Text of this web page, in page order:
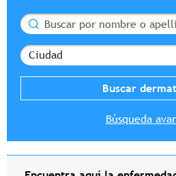
Buscar
Ciudad
Búsqueda